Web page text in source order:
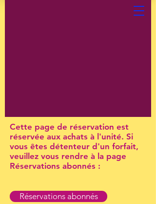
Cette page de réservation est
réservée aux achats à l'unité. Si
vous êtes détenteur d'un forfait,
veuillez vous rendre à la page
Réservations abonnés :
Réservations abonnés